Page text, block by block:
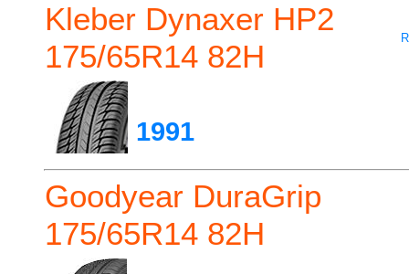
Kleber Dynaxer HP2
175/65R14 82H
1991
Goodyear DuraGrip
175/65R14 82H